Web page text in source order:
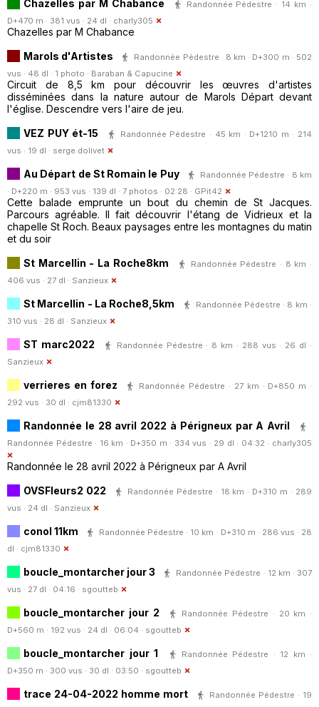
Chazelles par M Chabance
Randonnée Pédestre · 14 km ·
D+470 m · 381 vus · 24 dl · charly305
Chazelles par M Chabance
Marols d'Artistes
Randonnée Pédestre · 8 km · D+300 m · 502
vus · 48 dl · 1 photo · Baraban & Capucine
Circuit de 8,5 km pour découvrir les œuvres d'artistes
disséminées dans la nature autour de Marols Départ devant
l'église. Descendre vers l'aire de jeu.
VEZ PUY ét-15
Randonnée Pédestre · 45 km · D+1210 m · 214
vus · 19 dl · serge.dolivet
Au Départ de St Romain le Puy
Randonnée Pédestre · 8 km
· D+220 m · 953 vus · 139 dl · 7 photos · 02:28 · GPit42
Cette balade emprunte un bout du chemin de St Jacques.
Parcours agréable. Il fait découvrir l'étang de Vidrieux et la
chapelle St Roch. Beaux paysages entre les montagnes du matin
et du soir
St Marcellin - La Roche8km
Randonnée Pédestre · 8 km ·
406 vus · 27 dl · Sanzieux
St Marcellin - La Roche8,5km
Randonnée Pédestre · 8 km ·
310 vus · 28 dl · Sanzieux
ST marc2022
Randonnée Pédestre · 8 km · 288 vus · 26 dl ·
Sanzieux
verrieres en forez
Randonnée Pédestre · 27 km · D+850 m ·
292 vus · 30 dl · cjm81330
Randonnée le 28 avril 2022 à Périgneux par A Avril
Randonnée Pédestre · 16 km · D+350 m · 334 vus · 29 dl · 04:32 · charly305
Randonnée le 28 avril 2022 à Périgneux par A Avril
OVSFleurs2 022
Randonnée Pédestre · 18 km · D+310 m · 289
vus · 24 dl · Sanzieux
conol 11km
Randonnée Pédestre · 10 km · D+310 m · 286 vus · 28
dl · cjm81330
boucle_montarcher jour 3
Randonnée Pédestre · 12 km · 307
vus · 27 dl · 04:16 · sgoutteb
boucle_montarcher jour 2
Randonnée Pédestre · 20 km ·
D+560 m · 192 vus · 24 dl · 06:04 · sgoutteb
boucle_montarcher jour 1
Randonnée Pédestre · 12 km ·
D+350 m · 300 vus · 30 dl · 03:50 · sgoutteb
trace 24-04-2022 homme mort
Randonnée Pédestre · 19